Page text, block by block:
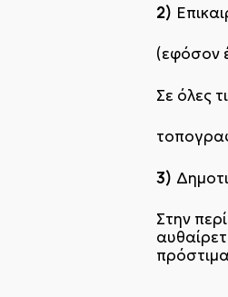
2)
(εφόσον
Σε όλες
3)
Στην